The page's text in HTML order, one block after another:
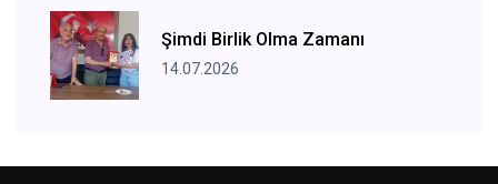
Şimdi Birlik Olma Zamanı
14.07.2026